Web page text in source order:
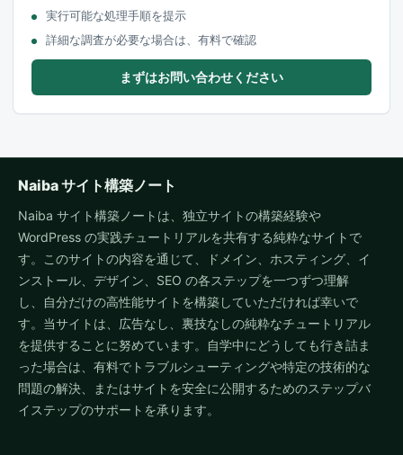
実行可能な処理手順を提示
詳細な調査が必要な場合は、有料で確認
まずはお問い合わせください
Naiba サイト構築ノート
Naiba サイト構築ノートは、独立サイトの構築経験や
WordPress の実践チュートリアルを共有する純粋なサイトで
す。このサイトの内容を通じて、ドメイン、ホスティング、イ
ンストール、デザイン、SEO の各ステップを一つずつ理解
し、自分だけの高性能サイトを構築していただければ幸いで
す。当サイトは、広告なし、裏技なしの純粋なチュートリアル
を提供することに努めています。自学中にどうしても行き詰ま
った場合は、有料でトラブルシューティングや特定の技術的な
問題の解決、またはサイトを安全に公開するためのステップバ
イステップのサポートを承ります。